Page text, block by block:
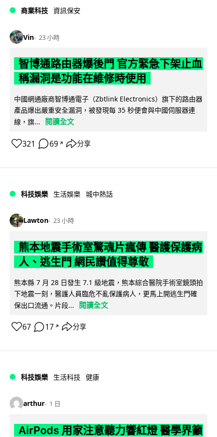
商業科技 資訊保安
Vin 23 小時
智博通路由器爆後門 官方緊急下架止血
稱漏洞是功能在維修時使用
中國網通廠商智博通電子（Zbtlink Electronics）旗下的路由器
產品爆出嚴重安全漏洞，被發現每 35 秒便會與中國伺服器連
線，旗...
閱讀全文
321 69 ↗ 分享
科技娛樂 生活娛樂 城中熱話
Lawton 23 小時
熊本地震手術室驚魂片瘋傳 醫護保護病
人、逃生門 網民讚值得尊敬
熊本縣 7 月 28 日發生 7.1 級地震，熊本綜合醫院手術室鏡頭拍
下地震一刻，醫護人員臨危不亂保護病人，更馬上開逃生門確
保出口流通。片段...
閱讀全文
67 17 ↗ 分享
科技娛樂 生活科技 健康
arthur 1 日
AirPods 用家注意聽力響紅燈 醫學界籲